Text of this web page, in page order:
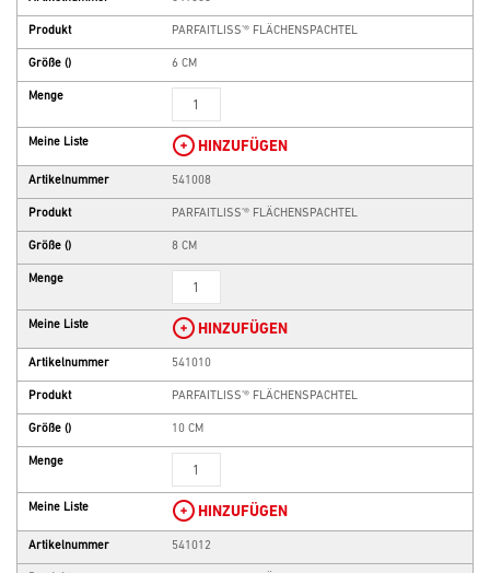
Produkt PARFAITLISS'® FLÄCHENSPACHTEL
Größe () 6 CM
Menge
Meine Liste HINZUFÜGEN
Artikelnummer 541008
Produkt PARFAITLISS'® FLÄCHENSPACHTEL
Größe () 8 CM
Menge
Meine Liste HINZUFÜGEN
Artikelnummer 541010
Produkt PARFAITLISS'® FLÄCHENSPACHTEL
Größe () 10 CM
Menge
Meine Liste HINZUFÜGEN
Artikelnummer 541012